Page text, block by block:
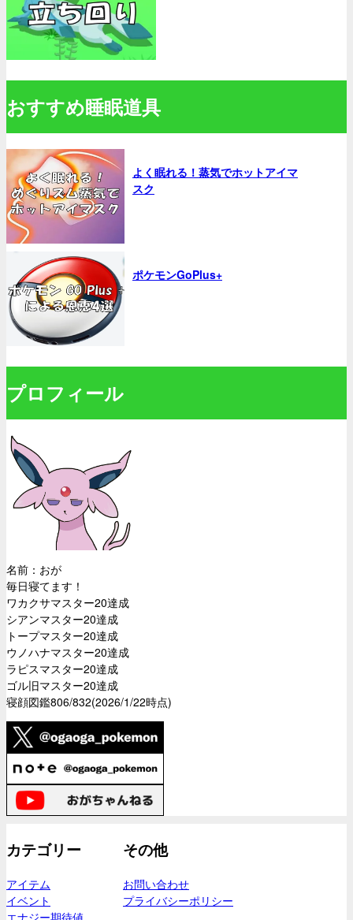
おすすめ睡眠道具
よく眠れる！蒸気でホットアイマ
スク
ポケモンGoPlus+
プロフィール
名前：おが
毎日寝てます！
ワカクサマスター20達成
シアンマスター20達成
トープマスター20達成
ウノハナマスター20達成
ラピスマスター20達成
ゴル旧マスター20達成
寝顔図鑑806/832(2026/1/22時点)
カテゴリー
アイテム
イベント
エナジー期待値
その他
お問い合わせ
プライバシーポリシー